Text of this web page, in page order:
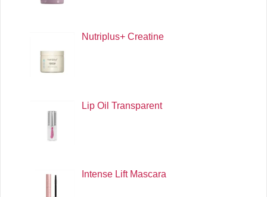
Nutriplus+ Creatine
Lip Oil Transparent
Intense Lift Mascara